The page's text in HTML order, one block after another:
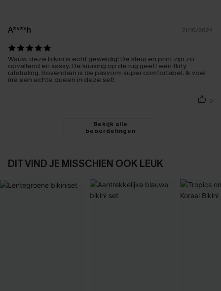
A****h 21/10/2024
Wauw, deze bikini is echt geweldig! De kleur en print zijn zo
opvallend en sassy. De kruising op de rug geeft een flirty
uitstraling. Bovendien is de pasvorm super comfortabel. Ik voel
me een echte queen in deze set!
0
Bekijk alle
beoordelingen
DIT VIND JE MISSCHIEN OOK LEUK